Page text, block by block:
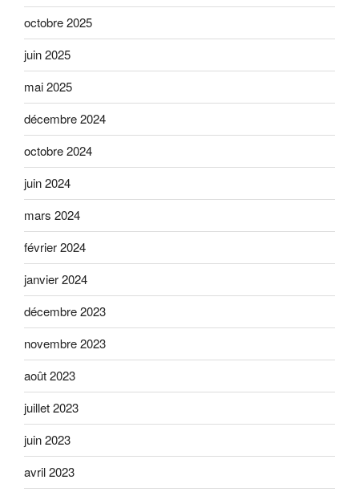
octobre 2025
juin 2025
mai 2025
décembre 2024
octobre 2024
juin 2024
mars 2024
février 2024
janvier 2024
décembre 2023
novembre 2023
août 2023
juillet 2023
juin 2023
avril 2023